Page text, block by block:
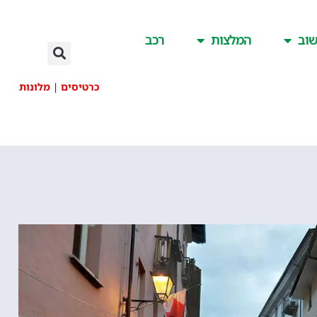
המלצות רכב
כרטיסים | מלונות